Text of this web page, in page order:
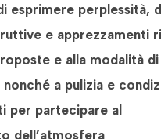
esprimere perplessità,
e apprezzamenti
e alla modalità di
a pulizia e
per partecipare al
dell’atmosfera